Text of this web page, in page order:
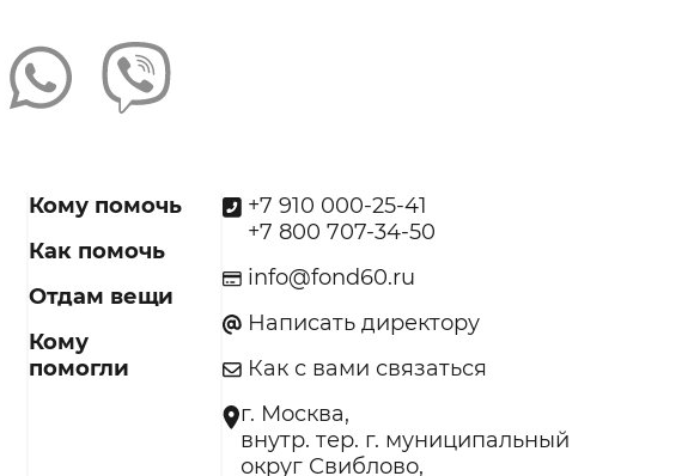
Кому помочь
Как помочь
Отдам вещи
Кому
помогли
+7 910 000-25-41
+7 800 707-34-50
info@fond60.ru
Написать директору
Как с вами связаться
г. Москва,
внутр. тер. г. муниципальный
округ Свиблово,